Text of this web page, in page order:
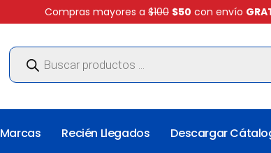
Compras mayores a $100 $50 con envío
Búsqueda
productos
Marcas Recién Llegados Descargar